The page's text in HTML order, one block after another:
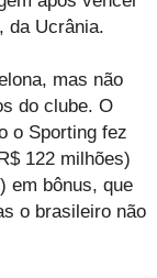
da Ucrânia.
mas não
do clube. O
o Sporting fez
122 milhões)
em bônus, que
o brasileiro não